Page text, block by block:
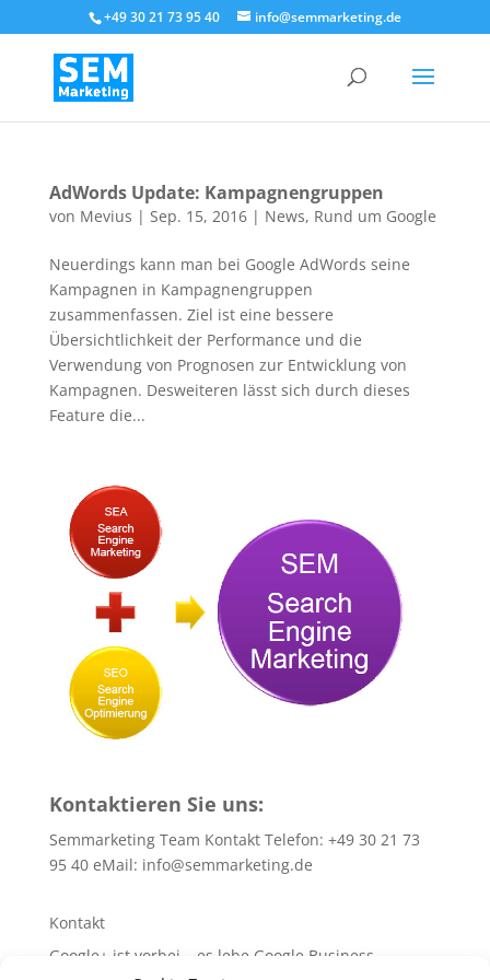
+49 30 21 73 95 40 info@semmarketing.de
AdWords Update: Kampagnengruppen
von Mevius | Sep. 15, 2016| News, Rund um Google
Neuerdings kann man bei Google AdWords seine
Kampagnen in Kampagnengruppen
zusammenfassen. Ziel ist eine bessere
Übersichtlichkeit der Performance und die
Verwendung von Prognosen zur Entwicklung von
Kampagnen. Desweiteren lässt sich durch dieses
Feature die...
Kontaktieren Sie uns:
Semmarketing Team Kontakt Telefon: +49 30 21 73
95 40 eMail: info@semmarketing.de
Kontakt
Google+ ist vorbei – es lebe Google Business